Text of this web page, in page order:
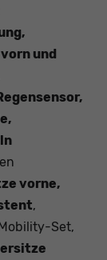
und
vorne,
,
Set,